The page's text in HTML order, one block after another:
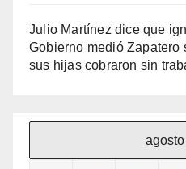
Julio Martínez dice que
Gobierno medió Zapatero
sus hijas cobraron sin